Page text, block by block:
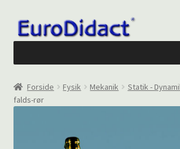
Spring
til
Spring
til
Om os
Privatliv og cookies
Kontakt formular
Forside Fysik Mekanik Statik -
falds-rør